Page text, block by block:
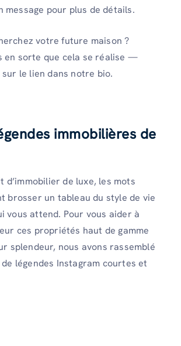
message pour plus de détails.
votre future maison ?
en sorte que cela se réalise —
le lien dans notre bio.
immobilières de
d’immobilier de luxe, les mots
brosser un tableau du style de vie
vous attend. Pour vous aider à
ces propriétés haut de gamme
splendeur, nous avons rassemblé
légendes Instagram courtes et